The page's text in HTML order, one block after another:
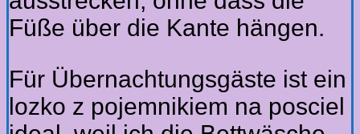
Füße über die Kante hängen.
Für Übernachtungsgäste ist ein
lozko z pojemnikiem na posciel